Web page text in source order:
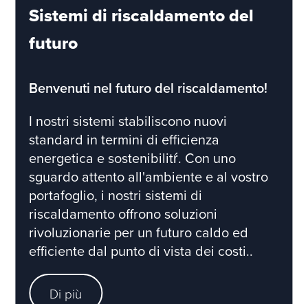
Sistemi di riscaldamento del
futuro
Benvenuti nel futuro del riscaldamento!
I nostri sistemi stabiliscono nuovi
standard in termini di efficienza
energetica e sostenibilitŕ. Con uno
sguardo attento all'ambiente e al vostro
portafoglio, i nostri sistemi di
riscaldamento offrono soluzioni
rivoluzionarie per un futuro caldo ed
efficiente dal punto di vista dei costi..
Di più